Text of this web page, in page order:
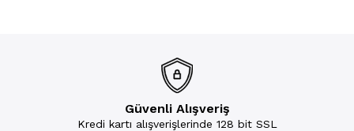
Güvenli Alışveriş
Kredi kartı alışverişlerinde 128 bit SSL